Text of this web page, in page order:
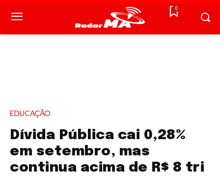
0
EDUCAÇÃO
Dívida Pública cai 0,28%
em setembro, mas
continua acima de R$ 8 tri